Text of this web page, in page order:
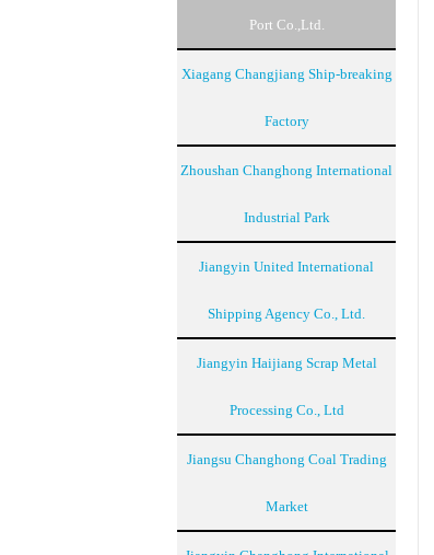
Port Co.,Ltd.
Xiagang Changjiang Ship-breaking
Factory
Zhoushan Changhong International
Industrial Park
Jiangyin United International
Shipping Agency Co., Ltd.
Jiangyin Haijiang Scrap Metal
Processing Co., Ltd
Jiangsu Changhong Coal Trading
Market